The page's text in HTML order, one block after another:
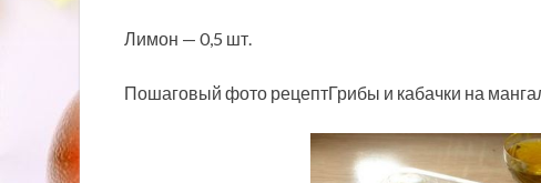
Лимон — 0,5 шт.
Пошаговый фото рецептГрибы и кабачки на